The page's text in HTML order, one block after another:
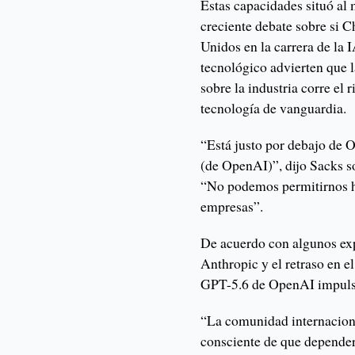
Estas capacidades situó
creciente debate sobre si
Unidos en la carrera de la
tecnológico advierten que
sobre la industria corre el
tecnología de vanguardia.
“Está justo por debajo de
(de OpenAI)”, dijo Sacks
“No podemos permitirnos
empresas”.
De acuerdo con algunos
Anthropic y el retraso en
GPT-5.6 de OpenAI
“La comunidad
consciente de que